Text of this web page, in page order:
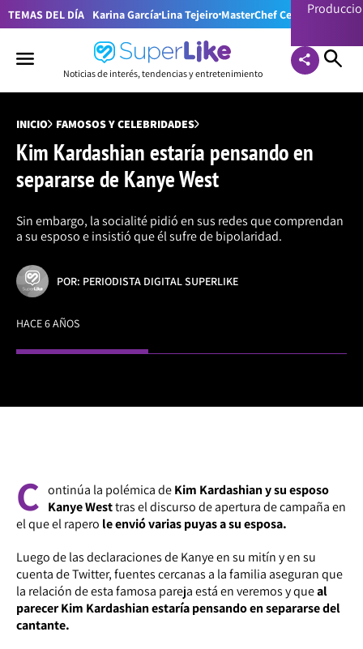
TEMAS DEL DÍA Karina García Lina Tejeiro MasterChef Celebrity
Noticias de interés, tendencias y entretenimiento
INICIO FAMOSOS Y CELEBRIDADES
Kim Kardashian estaría pensando en
separarse de Kanye West
Sin embargo, la socialité pidió en sus redes que comprendan
a su esposo e insistió que él sufre de bipolaridad.
POR: PERIODISTA DIGITAL SUPERLIKE
HACE 6 AÑOS
C ontinúa la polémica deKim Kardashian y su esposo
Kanye Westtras el discurso de apertura de campaña en
el que el rapero le envió varias puyas a su esposa.
Luego de las declaraciones de Kanye en su mitín y en su
cuenta de Twitter, fuentes cercanas a la familia aseguran que
la relación de esta famosa pareja está en veremos y queal
parecer Kim Kardashian estaría pensando en separarse del
cantante.